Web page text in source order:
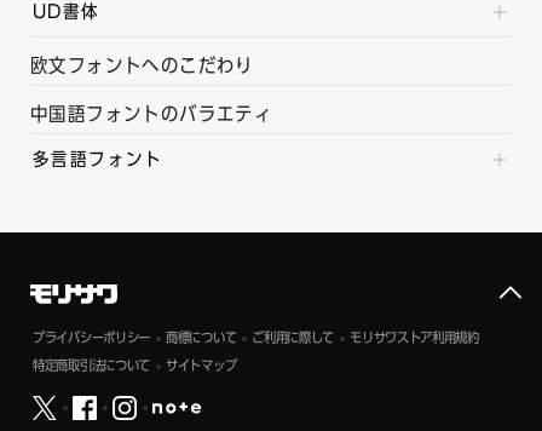
UD書体
欧文フォントへのこだわり
中国語フォントのバラエティ
多言語フォント
プライバシーポリシー 商標について ご利用に際して モリサワストア利用規約
特定商取引法について サイトマップ